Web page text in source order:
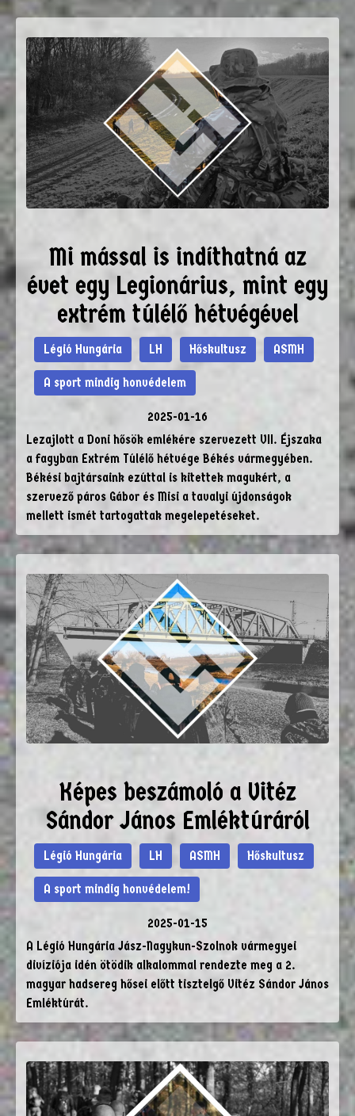
Mi mással is indíthatná az
évet egy Legionárius, mint egy
extrém túlélő hétvégével
Légió Hungária LH Hőskultusz ASMH
A sport mindig honvédelem
2025-01-16
Lezajlott a Doni hősök emlékére szervezett VII. Éjszaka
a fagyban Extrém Túlélő hétvége Békés vármegyében.
Békési bajtársaink ezúttal is kitettek magukért, a
szervező páros Gábor és Misi a tavalyi újdonságok
mellett ismét tartogattak megelepetéseket.
Képes beszámoló a Vitéz
Sándor János Emléktúráról
Légió Hungária LH ASMH Hőskultusz
A sport mindig honvédelem!
2025-01-15
A Légió Hungária Jász-Nagykun-Szolnok vármegyei
divíziója idén ötödik alkalommal rendezte meg a 2.
magyar hadsereg hősei előtt tisztelgő Vitéz Sándor János
Emléktúrát.